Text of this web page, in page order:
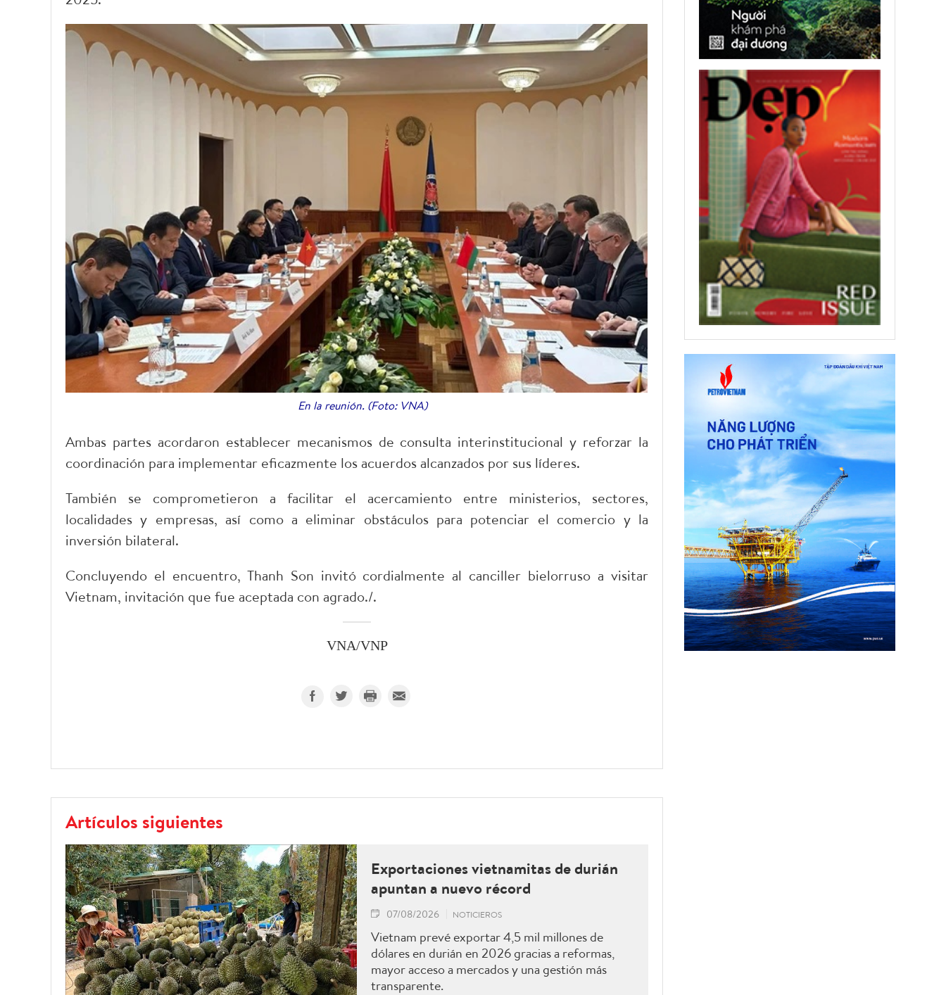
En la reunión. (Foto: VNA)
Ambas partes acordaron establecer mecanismos de consulta interinstitucional y reforzar la
coordinación para implementar eficazmente los acuerdos alcanzados por sus líderes.
También se comprometieron a facilitar el acercamiento entre ministerios, sectores,
localidades y empresas, así como a eliminar obstáculos para potenciar el comercio y la
inversión bilateral.
Concluyendo el encuentro, Thanh Son invitó cordialmente al canciller bielorruso a visitar
Vietnam, invitación que fue aceptada con agrado./.
VNA/VNP
Artículos siguientes
Exportaciones vietnamitas de durián
apuntan a nuevo récord
07/08/2026 NOTICIEROS
Vietnam prevé exportar 4,5 mil millones de
dólares en durián en 2026 gracias a reformas,
mayor acceso a mercados y una gestión más
transparente.